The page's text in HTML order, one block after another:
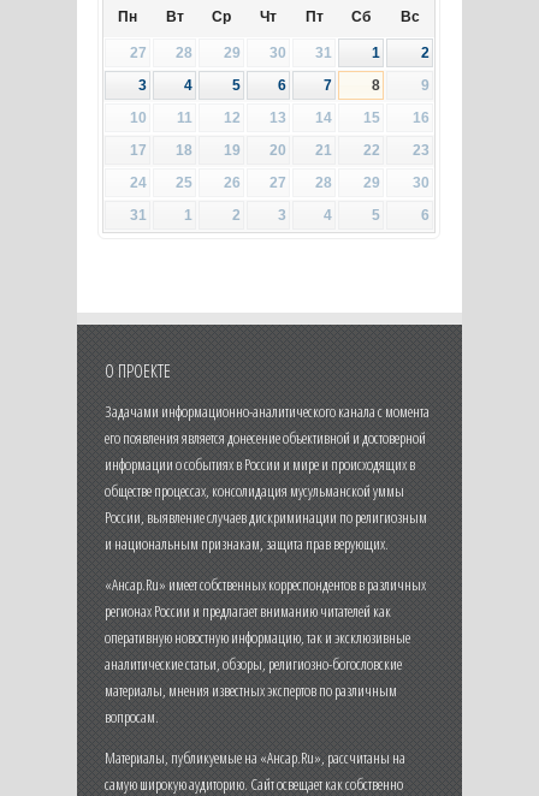
Пн Вт Ср Чт Пт Сб Вс
27 28 29 30 31 1
2
3
4 5 6 7 8
9
10
11 12 13 14 15
16
17
18 19 20 21 22
23
24
25 26 27 28 29
30
31
1 2 3 4 5 6
О ПРОЕКТЕ
Задачами информационно-аналитического канала с момента
его появления является донесение объективной и достоверной
информации о событиях в России и мире и происходящих в
обществе процессах, консолидация мусульманской уммы
России, выявление случаев дискриминации по религиозным
и национальным признакам, защита прав верующих.
«Ансар.Ru» имеет собственных корреспондентов в различных
регионах России и предлагает вниманию читателей как
оперативную новостную информацию, так и эксклюзивные
аналитические статьи, обзоры, религиозно-богословские
материалы, мнения известных экспертов по различным
вопросам.
Материалы, публикуемые на «Ансар.Ru», рассчитаны на
самую широкую аудиторию. Сайт освещает как собственно